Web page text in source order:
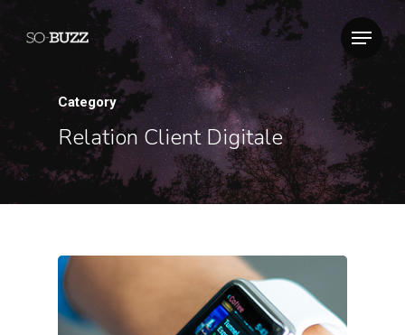
Category
Relation Client Digitale